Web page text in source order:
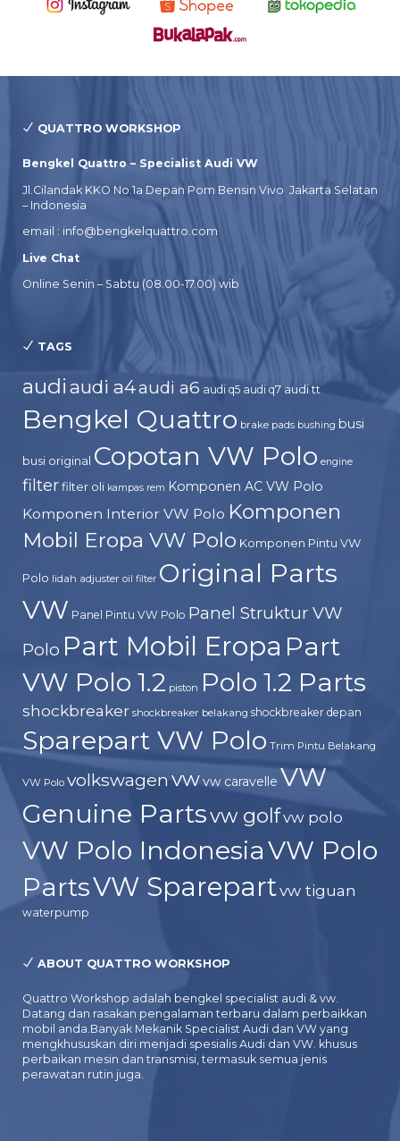
QUATTRO WORKSHOP
Bengkel Quattro – Specialist Audi VW
Jl.Cilandak KKO No.1a Depan Pom Bensin Vivo Jakarta Selatan
– Indonesia
email : info@bengkelquattro.com
Live Chat
Online Senin – Sabtu (08.00-17.00) wib
TAGS
audi audi a4audi a6 audi q5 audi q7 audi tt
Bengkel Quattro brake pads bushing busi
busi original Copotan VW Polo engine
filterfilter oli kampas rem Komponen AC VW Polo
Komponen Interior VW Polo Komponen
Mobil Eropa VW Polo Komponen Pintu VW
Polo lidah adjuster oil filter Original Parts
VW Panel Pintu VW Polo Panel Struktur VW
Polo Part Mobil Eropa Part
VW Polo 1.2 piston Polo 1.2 Parts
shockbreaker shockbreaker belakang shockbreaker depan
Sparepart VW Polo Trim Pintu Belakang
VW Polo volkswagenvwvw caravelle VW
Genuine Partsvw golfvw polo
VW Polo IndonesiaVW Polo
PartsVW Sparepartvw tiguan
waterpump
ABOUT QUATTRO WORKSHOP
Quattro Workshop adalah bengkel specialist audi & vw.
Datang dan rasakan pengalaman terbaru dalam perbaikkan
mobil anda.Banyak Mekanik Specialist Audi dan VW yang
mengkhususkan diri menjadi spesialis Audi dan VW. khusus
perbaikan mesin dan transmisi, termasuk semua jenis
perawatan rutin juga.